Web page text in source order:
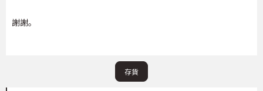
謝謝。
存貨